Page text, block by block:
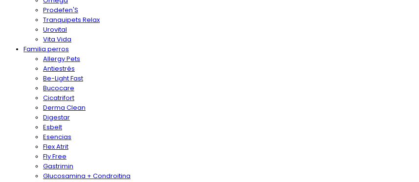
Prodefen'S
Tranquipets Relax
Urovital
Vita Vida
Familia perros
Allergy Pets
Antiestrés
Be-Light Fast
Bucocare
Cicatrifort
Derma Clean
Digestar
Esbelt
Esencias
Flex Atrit
Fly Free
Gastrimin
Glucosamina + Condroitina